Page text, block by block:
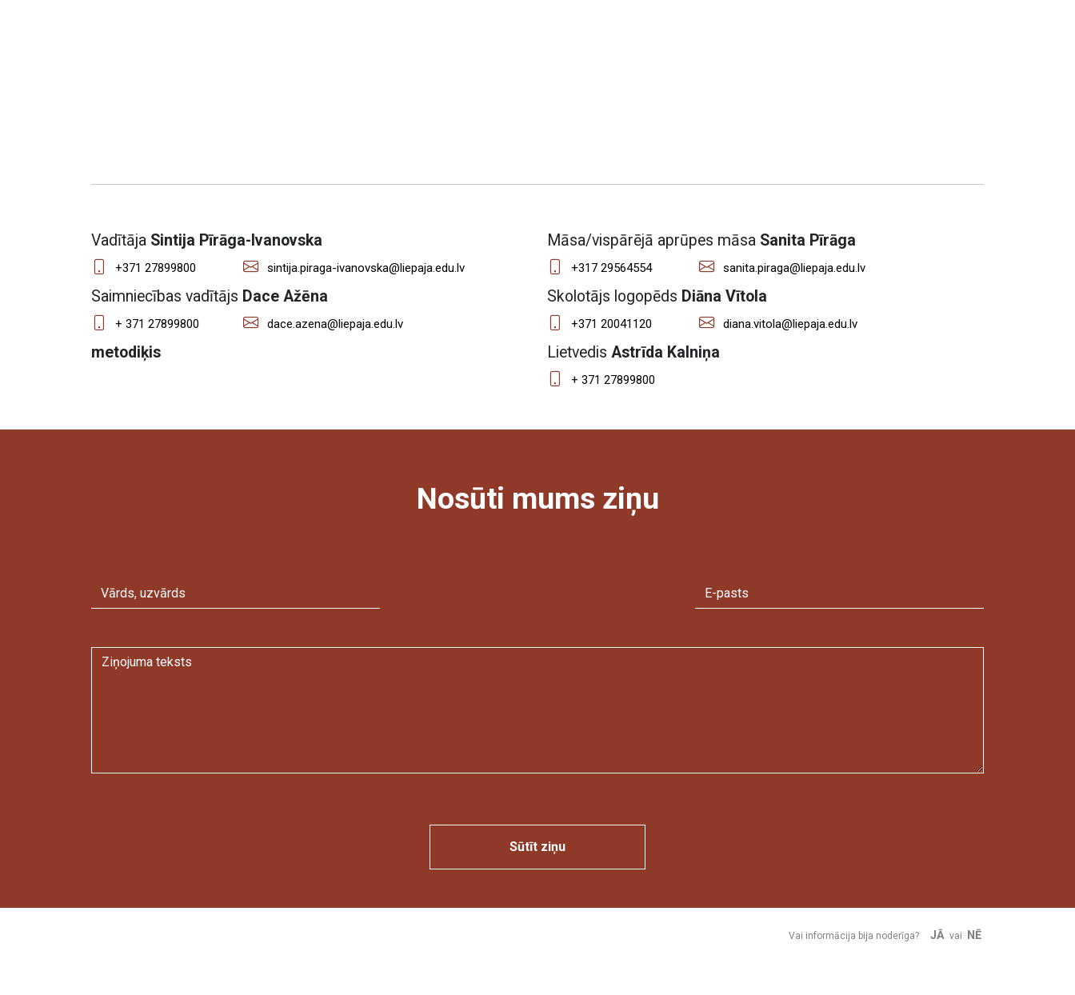
Vadītāja Sintija Pīrāga-Ivanovska
+371 27899800 sintija.piraga-ivanovska@liepaja.edu.lv
Māsa/vispārējā aprūpes māsa Sanita Pīrāga
+317 29564554 sanita.piraga@liepaja.edu.lv
Saimniecības vadītājs Dace Ažēna
+ 371 27899800 dace.azena@liepaja.edu.lv
Skolotājs logopēds Diāna Vītola
+371 20041120 diana.vitola@liepaja.edu.lv
metodiķis Lietvedis Astrīda Kalniņa
+ 371 27899800
Nosūti mums ziņu
Sūtīt ziņu
Vai informācija bija noderīga? JĀ vai NĒ